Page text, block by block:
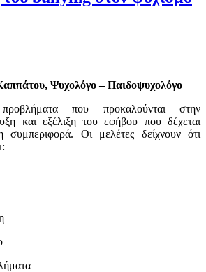
Ψυχολόγο – Παιδοψυχολόγο
που προκαλούνται στην
και εξέλιξη του εφήβου που δέχεται
συμπεριφορά. Οι μελέτες δείχνουν ότι